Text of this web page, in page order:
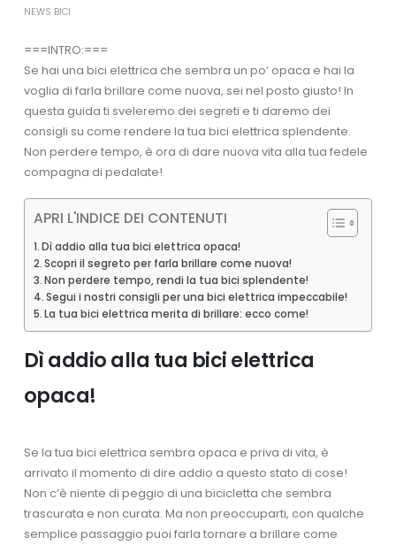
NEWS BICI
===INTRO:===
Se hai una bici elettrica che sembra un po’ opaca e hai la
voglia di farla brillare come nuova, sei nel posto giusto! In
questa guida ti sveleremo dei segreti e ti daremo dei
consigli su come rendere la tua bici elettrica splendente.
Non perdere tempo, è ora di dare nuova vita alla tua fedele
compagna di pedalate!
APRI L'INDICE DEI CONTENUTI
Dì addio alla tua bici elettrica opaca!
Scopri il segreto per farla brillare come nuova!
Non perdere tempo, rendi la tua bici splendente!
Segui i nostri consigli per una bici elettrica impeccabile!
La tua bici elettrica merita di brillare: ecco come!
Dì addio alla tua bici elettrica
opaca!
Se la tua bici elettrica sembra opaca e priva di vita, è
arrivato il momento di dire addio a questo stato di cose!
Non c’è niente di peggio di una bicicletta che sembra
trascurata e non curata. Ma non preoccuparti, con qualche
semplice passaggio puoi farla tornare a brillare come